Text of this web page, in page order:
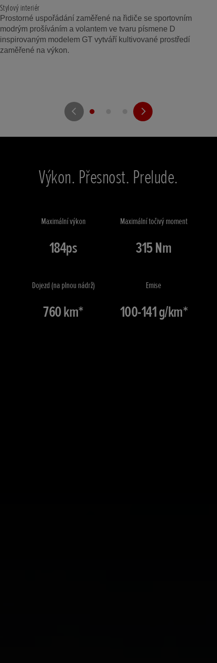
Stylový interiér
Prostorné uspořádání zaměřené na řidiče se sportovním
modrým prošíváním a volantem ve tvaru písmene D
inspirovaným modelem GT vytváří kultivované prostředí
zaměřené na výkon.
Výkon. Přesnost. Prelude.
Maximální výkon
184ps
Maximální točivý moment
315 Nm
Dojezd (na plnou nádrž)
760 km*
Emise
100-141 g/km*